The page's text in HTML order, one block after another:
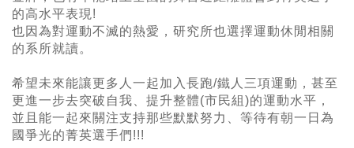
的高水平表現!
也因為對運動不滅的熱愛，研究所也選擇運動休閒相關
的系所就讀。
希望未來能讓更多人一起加入長跑/鐵人三項運動，甚至
更進一步去突破自我、提升整體(市民組)的運動水平，
並且能一起來關注支持那些默默努力、等待有朝一日為
國爭光的菁英選手們!!!